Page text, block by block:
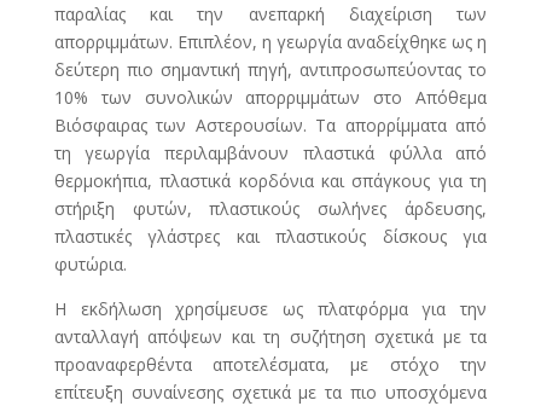
παραλίας και την ανεπαρκή διαχείριση των
απορριμμάτων. Επιπλέον, η γεωργία αναδείχθηκε ως η
δεύτερη πιο σημαντική πηγή, αντιπροσωπεύοντας το
10% των συνολικών απορριμμάτων στο Απόθεμα
Βιόσφαιρας των Αστερουσίων. Τα απορρίμματα από
τη γεωργία περιλαμβάνουν πλαστικά φύλλα από
θερμοκήπια, πλαστικά κορδόνια και σπάγκους για τη
στήριξη φυτών, πλαστικούς σωλήνες άρδευσης,
πλαστικές γλάστρες και πλαστικούς δίσκους για
φυτώρια.
Η εκδήλωση χρησίμευσε ως πλατφόρμα για την
ανταλλαγή απόψεων και τη συζήτηση σχετικά με τα
προαναφερθέντα αποτελέσματα, με στόχο την
επίτευξη συναίνεσης σχετικά με τα πιο υποσχόμενα